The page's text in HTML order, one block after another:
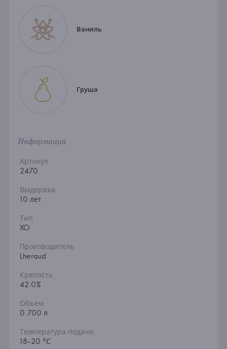
Ваниль
Груша
Информация
Артикул
2470
Выдержка
10 лет
Тип
XO
Производитель
Lheraud
Крепость
42.0%
Объем
0.700 л
Температура подачи
18-20 °С